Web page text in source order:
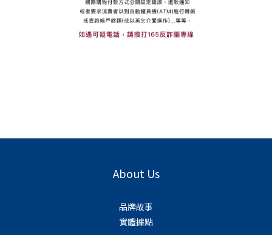
About Us
品牌故事
實體據點